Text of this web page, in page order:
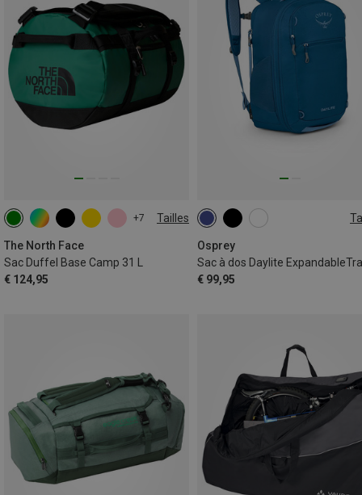
+7 Tailles
The North Face
Sac Duffel Base Camp 31 L
€ 124,95
31L
Osprey
€ 99,95
26+6L